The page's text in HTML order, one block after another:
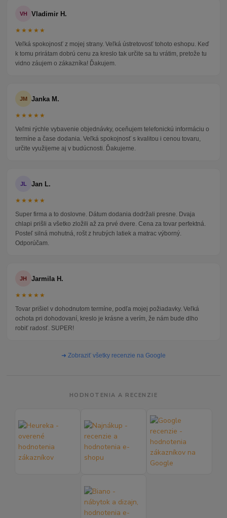
VH Vladimir H.
★★★★★
Veľká spokojnosť z mojej strany. Veľká ústretovosť tohoto eshopu. Keď
k tomu prirátam dobrú cenu za kreslo tak určite sa tu vrátim, pretože tu
vidno záujem o zákazníka! Ďakujem.
JM Janka M.
★★★★★
Veľmi rýchle vybavenie objednávky, oceňujem telefonickú informáciu o
termíne a čase dodania. Veľká spokojnosť s kvalitou i cenou tovaru,
určite využijeme aj v budúcnosti. Ďakujeme.
JL Jan L.
★★★★★
Super firma a to doslovne. Dátum dodania dodržali presne. Dvaja
chlapi prišli a všetko zložili až za prvé dvere. Cena za tovar perfektná.
Posteľ silná mohutná, rošt z hrubých latiek a matrac výborný.
Odporúčam.
JH Jarmila H.
★★★★★
Tovar prišiel v dohodnutom termíne, podľa mojej požiadavky. Veľká
ochota pri dohodovaní, kreslo je krásne a verím, že nám bude dlho
robiť radosť. SUPER!
➜ Zobraziť všetky recenzie na Google
HODNOTENIA A RECENZIE